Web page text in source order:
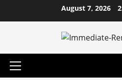
August 7, 2026
Primary